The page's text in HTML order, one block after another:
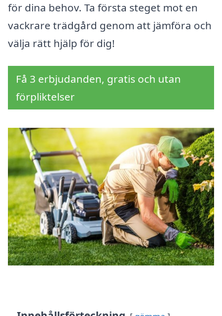
för dina behov. Ta första steget mot en
vackrare trädgård genom att jämföra och
välja rätt hjälp för dig!
Få 3 erbjudanden, gratis och utan
förpliktelser